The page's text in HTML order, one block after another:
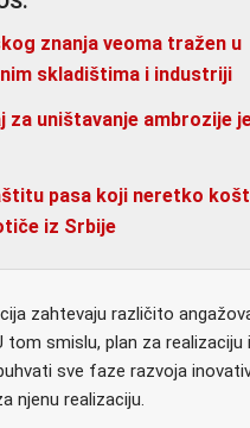
znanja veoma tražen u
skladištima i industriji
za uništavanje ambrozije
pasa koji neretko
iz Srbije
zahtevaju različito
tom smislu, plan za realizaciju
sve faze razvoja
njenu realizaciju.